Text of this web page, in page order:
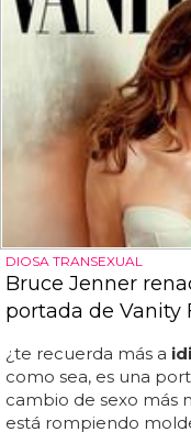
DIOSA TRANSEXUAL
Bruce Jenner
portada de Vanity
¿te recuerda más a
como sea, es una
cambio de sexo más
está rompiendo